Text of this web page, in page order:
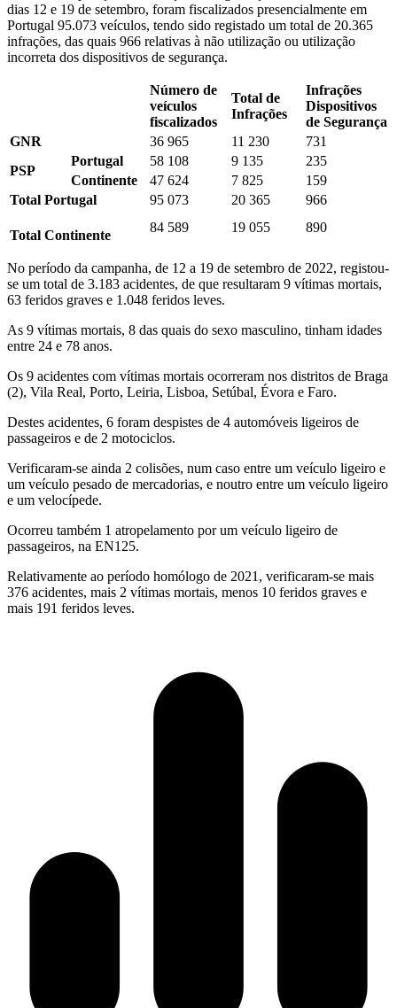
dias 12 e 19 de setembro, foram fiscalizados presencialmente em
Portugal 95.073 veículos, tendo sido registado um total de 20.365
infrações, das quais 966 relativas à não utilização ou utilização
incorreta dos dispositivos de segurança.
Número de
veículos
fiscalizados
Total de
Infrações
Infrações
Dispositivos
de Segurança
GNR
36 965 11 230
731
PSP
Portugal 58 108 9 135
235
Continente
47 624 7 825
159
Total Portugal
95 073 20 365 966
Total Continente
84 589 19 055 890
No período da campanha, de 12 a 19 de setembro de 2022, registou-
se um total de 3.183 acidentes, de que resultaram 9 vítimas mortais,
63 feridos graves e 1.048 feridos leves.
As 9 vítimas mortais, 8 das quais do sexo masculino, tinham idades
entre 24 e 78 anos.
Os 9 acidentes com vítimas mortais ocorreram nos distritos de Braga
(2), Vila Real, Porto, Leiria, Lisboa, Setúbal, Évora e Faro.
Destes acidentes, 6 foram despistes de 4 automóveis ligeiros de
passageiros e de 2 motociclos.
Verificaram-se ainda 2 colisões, num caso entre um veículo ligeiro e
um veículo pesado de mercadorias, e noutro entre um veículo ligeiro
e um velocípede.
Ocorreu também 1 atropelamento por um veículo ligeiro de
passageiros, na EN125.
Relativamente ao período homólogo de 2021, verificaram-se mais
376 acidentes, mais 2 vítimas mortais, menos 10 feridos graves e
mais 191 feridos leves.